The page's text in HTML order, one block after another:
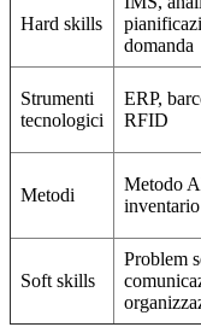
Hard skills
domanda
Strumenti
tecnologici
ERP,
RFID
Metodi
Metodo
Soft skills
Problem